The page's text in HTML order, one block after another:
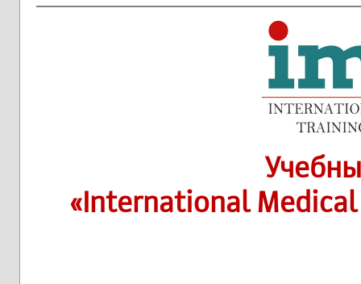
«International Medical